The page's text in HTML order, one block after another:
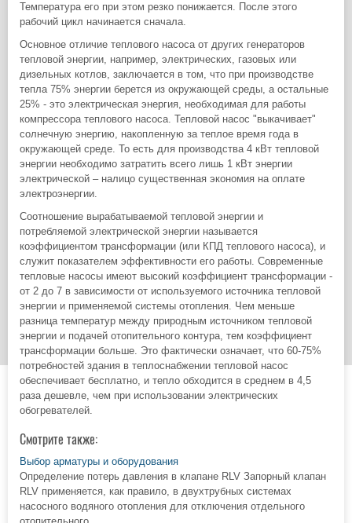
Температура его при этом резко понижается. После этого
рабочий цикл начинается сначала.
Основное отличие теплового насоса от других генераторов
тепловой энергии, например, электрических, газовых или
дизельных котлов, заключается в том, что при производстве
тепла 75% энергии берется из окружающей среды, а остальные
25% - это электрическая энергия, необходимая для работы
компрессора теплового насоса. Тепловой насос "выкачивает"
солнечную энергию, накопленную за теплое время года в
окружающей среде. То есть для производства 4 кВт тепловой
энергии необходимо затратить всего лишь 1 кВт энергии
электрической – налицо существенная экономия на оплате
электроэнергии.
Соотношение вырабатываемой тепловой энергии и
потребляемой электрической энергии называется
коэффициентом трансформации (или КПД теплового насоса), и
служит показателем эффективности его работы. Современные
тепловые насосы имеют высокий коэффициент трансформации -
от 2 до 7 в зависимости от используемого источника тепловой
энергии и применяемой системы отопления. Чем меньше
разница температур между природным источником тепловой
энергии и подачей отопительного контура, тем коэффициент
трансформации больше. Это фактически означает, что 60-75%
потребностей здания в теплоснабжении тепловой насос
обеспечивает бесплатно, и тепло обходится в среднем в 4,5
раза дешевле, чем при использовании электрических
обогревателей.
Смотрите также:
Выбор арматуры и оборудования
Определение потерь давления в клапане RLV Запорный клапан
RLV применяется, как правило, в двухтрубных системах
насосного водяного отопления для отключения отдельного